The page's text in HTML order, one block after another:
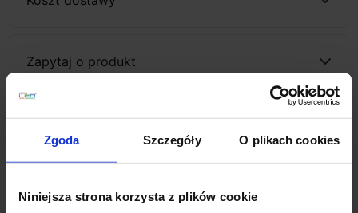
Zgoda Szczegóły O plikach cookies
Niniejsza strona korzysta z plików cookie
Zapytaj o produkt
REDLUX SAMMY R13450, R13451, R13452